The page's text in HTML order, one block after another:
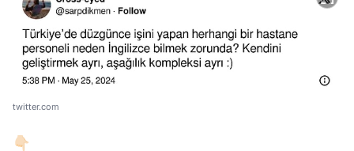
twitter.com
👇🏻